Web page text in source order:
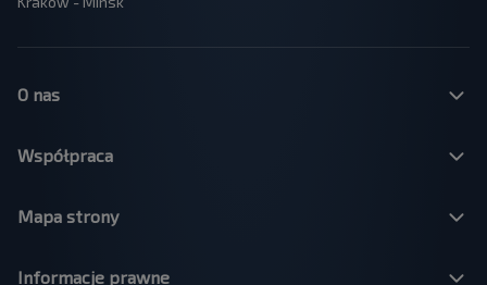
O nas
Współpraca
Mapa strony
Informacje prawne